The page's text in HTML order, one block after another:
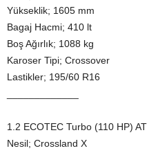
Yükseklik; 1605 mm
Bagaj Hacmi; 410 lt
Boş Ağırlık; 1088 kg
Karoser Tipi; Crossover
Lastikler; 195/60 R16
1.2 ECOTEC Turbo (110 HP) AT
Nesil; Crossland X